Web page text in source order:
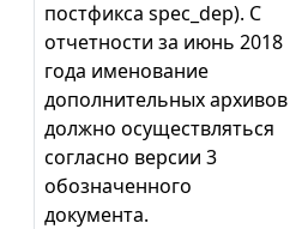
постфикса spec_dep). С
отчетности за июнь 2018
года именование
дополнительных архивов
должно осуществляться
согласно версии 3
обозначенного
документа.